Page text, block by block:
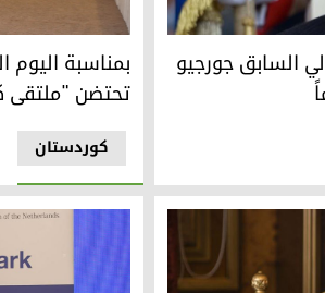
جورجيو نابوليتانو عن 98 عاماً
السابق جورجيو مُلتقى كوردستان
کوردستان
بمناسبة اليوم
تحتضن "ملتقى